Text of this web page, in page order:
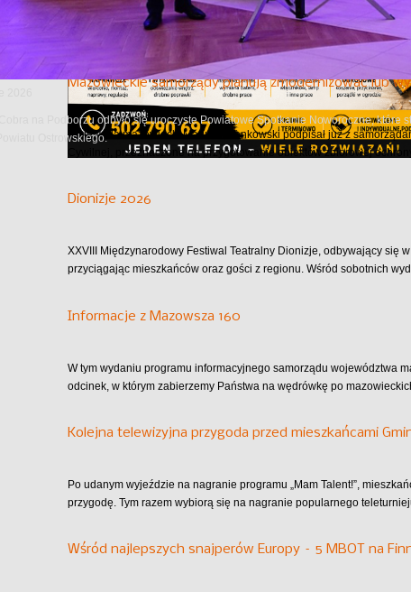
na Podborzu odbyło się uroczyste Powiatowe Spotkanie Noworoczne,
Ostrowskiego.
W tym wydaniu programu informacyjnego samorządu województwa
zdolnych uczniów i milionach na infrastrukturę sportową,
Mazowieckie samorządy planują zmodernizować lub
Wojewoda mazowiecki Mariusz Frankowski podpisał już z
Cywilnej, przeznaczone na przygotowanie obiektów zbiorowej
Dionizje 2026
XXVIII Międzynarodowy Festiwal Teatralny Dionizje, odbywający się
przyciągając mieszkańców oraz gości z regionu. Wśród sobotnich
Informacje z Mazowsza 160
W tym wydaniu programu informacyjnego samorządu województwa
odcinek, w którym zabierzemy Państwa na wędrówkę po
Kolejna telewizyjna przygoda przed mieszkańcami
Po udanym wyjeździe na nagranie programu „Mam Talent!”,
przygodę. Tym razem wybiorą się na nagranie popularnego
Wśród najlepszych snajperów Europy – 5 MBOT na